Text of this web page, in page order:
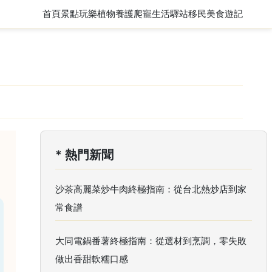
首頁景點玩樂植物養護爬寵生活驛站移民美食遊記
* 熱門新聞
沙茶高麗菜炒牛肉終極指南：從台北熱炒店到家
常食譜
大同電鍋番薯終極指南：從選材到烹調，零失敗
做出香甜軟糯口感